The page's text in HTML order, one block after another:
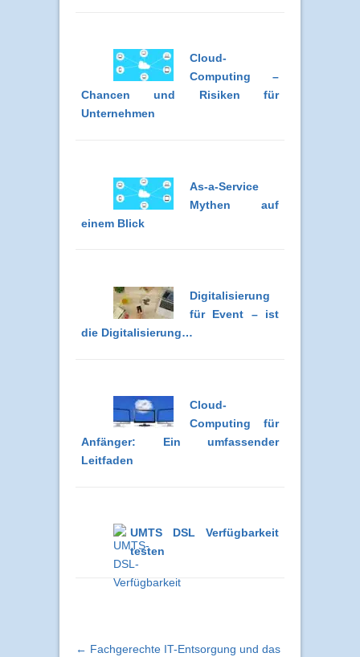
Cloud-
Computing –
Chancen und Risiken für
Unternehmen
As-a-Service
Mythen auf
einem Blick
Digitalisierung
für Event – ist
die Digitalisierung…
Cloud-
Computing für
Anfänger: Ein umfassender
Leitfaden
UMTS DSL Verfügbarkeit
testen
← Fachgerechte IT-Entsorgung und das